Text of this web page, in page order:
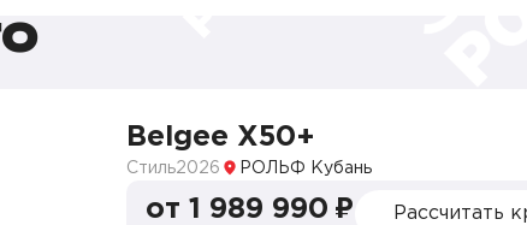
Belgee X50+
Стиль2026 РОЛЬФ Кубань
от 1 989 990 ₽ Рассчитать